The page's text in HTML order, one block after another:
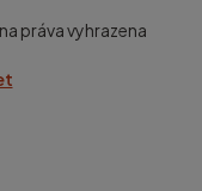
práva vyhrazena